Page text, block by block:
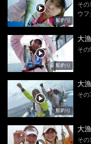
船釣り
その
ウフ
船釣り
大
その
船釣り
大
そ
大
その